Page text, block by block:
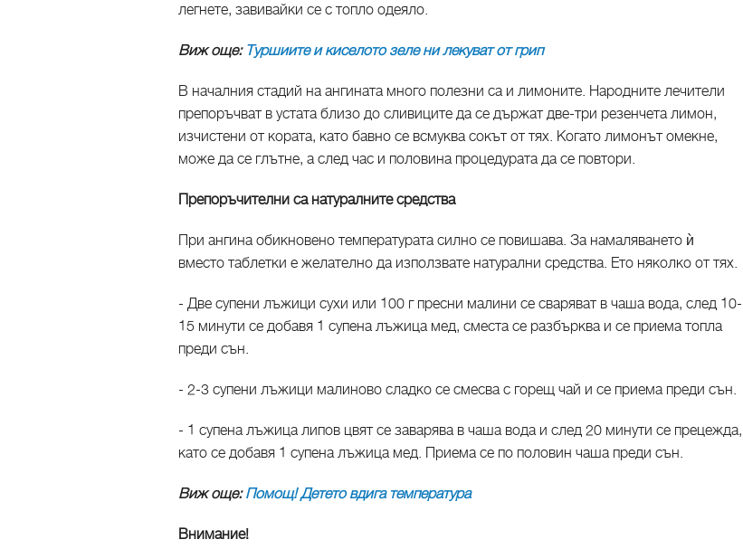
легнете, завивайки се с топло одеяло.
Виж още: Туршиите и киселото зеле ни лекуват от грип
В началния стадий на ангината много полезни са и лимоните. Народните лечители
препоръчват в устата близо до сливиците да се държат две-три резенчета лимон,
изчистени от кората, като бавно се всмуква сокът от тях. Когато лимонът омекне,
може да се глътне, а след час и половина процедурата да се повтори.
Препоръчителни са натуралните средства
При ангина обикновено температурата силно се повишава. За намаляването ѝ
вместо таблетки е желателно да използвате натурални средства. Ето няколко от тях.
- Две супени лъжици сухи или 100 г пресни малини се сваряват в чаша вода, след 10-
15 минути се добавя 1 супена лъжица мед, сместа се разбърква и се приема топла
преди сън.
- 2-3 супени лъжици малиново сладко се смесва с горещ чай и се приема преди сън.
- 1 супена лъжица липов цвят се заварява в чаша вода и след 20 минути се прецежда,
като се добавя 1 супена лъжица мед. Приема се по половин чаша преди сън.
Виж още:Помощ! Детето вдига температура
Внимание!